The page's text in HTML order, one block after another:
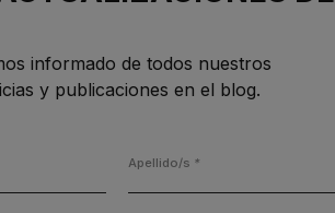
informado de todos nuestros
y publicaciones en el blog.
Apellido/s *